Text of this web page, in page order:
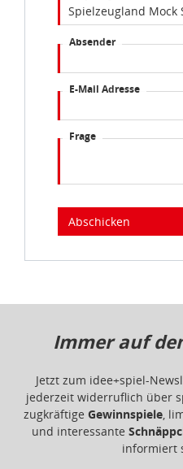
auf Ihrem Bildschirm
Absender
E-Mail Adresse
Frage
Abschicken
Immer auf
Jetzt zum idee+spiel-
jederzeit widerruflich über
zugkräftige Gewinnspiele,
und interessante
informiert